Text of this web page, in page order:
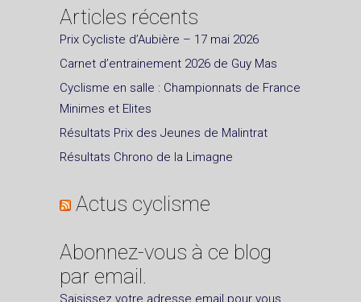
Articles récents
Prix Cycliste d’Aubière – 17 mai 2026
Carnet d’entrainement 2026 de Guy Mas
Cyclisme en salle : Championnats de France
Minimes et Elites
Résultats Prix des Jeunes de Malintrat
Résultats Chrono de la Limagne
Actus cyclisme
Abonnez-vous à ce blog
par email.
Saisissez votre adresse email pour vous